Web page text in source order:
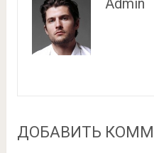
Admin
ДОБАВИТЬ